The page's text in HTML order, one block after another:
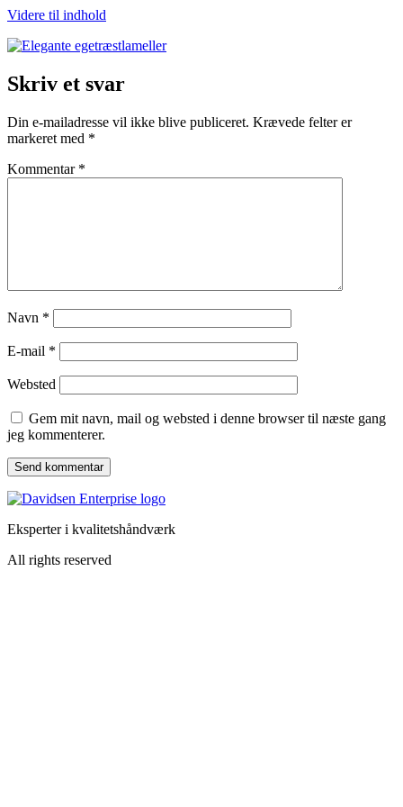
Videre til indhold
Skriv et svar
Din e-mailadresse vil ikke blive publiceret. Krævede felter er
markeret med *
Kommentar *
Navn *
E-mail *
Websted
Gem mit navn, mail og websted i denne browser til næste gang
jeg kommenterer.
Eksperter i kvalitetshåndværk
All rights reserved